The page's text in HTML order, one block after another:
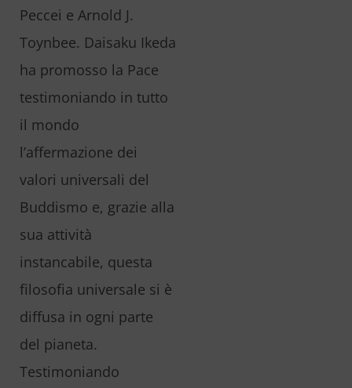
Peccei e Arnold J.
Toynbee. Daisaku Ikeda
ha promosso la Pace
testimoniando in tutto
il mondo
l’affermazione dei
valori universali del
Buddismo e, grazie alla
sua attività
instancabile, questa
filosofia universale si è
diffusa in ogni parte
del pianeta.
Testimoniando